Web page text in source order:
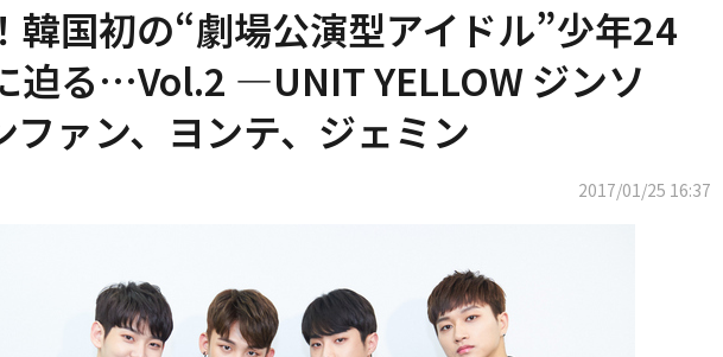
韓国初の“劇場公演型アイドル”少年24
迫る…Vol.2 ―UNIT YELLOW ジンソ
ファン、ヨンテ、ジェミン
2017/01/25 16:37